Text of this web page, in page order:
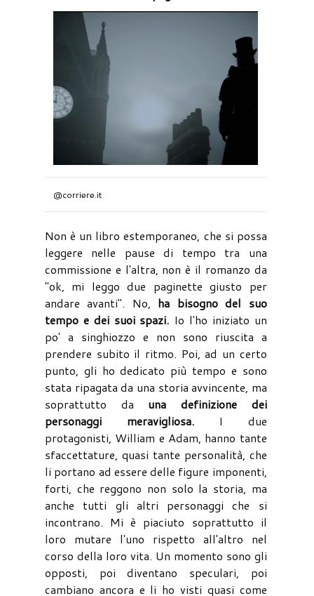
@corriere.it
Non è un libro estemporaneo, che si possa
leggere nelle pause di tempo tra una
commissione e l'altra, non è il romanzo da
"ok, mi leggo due paginette giusto per
andare avanti". No, ha bisogno del suo
tempo e dei suoi spazi. Io l'ho iniziato un
po' a singhiozzo e non sono riuscita a
prendere subito il ritmo. Poi, ad un certo
punto, gli ho dedicato più tempo e sono
stata ripagata da una storia avvincente, ma
soprattutto da una definizione dei
personaggi meravigliosa.I due
protagonisti, William e Adam, hanno tante
sfaccettature, quasi tante personalità, che
li portano ad essere delle figure imponenti,
forti, che reggono non solo la storia, ma
anche tutti gli altri personaggi che si
incontrano. Mi è piaciuto soprattutto il
loro mutare l'uno rispetto all'altro nel
corso della loro vita. Un momento sono gli
opposti, poi diventano speculari, poi
cambiano ancora e li ho visti quasi come